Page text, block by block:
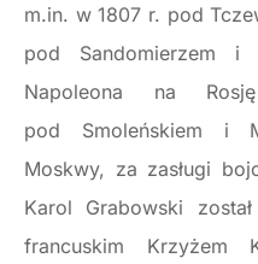
m.in. w 1807 r. pod
pod Sandomierzem i
Napoleona na
pod Smoleńskiem i
Moskwy, za zasługi
Karol Grabowski
francuskim Krzyżem